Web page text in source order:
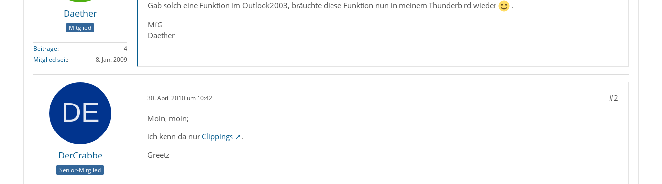
Daether
Mitglied
Beiträge
4
Mitglied seit
8. Jan. 2009
Gab solch eine Funktion im Outlook2003, bräuchte diese Funktion nun in meinem Thunderbird wieder
.
MfG
Daether
DerCrabbe
Senior-Mitglied
30. April 2010 um 10:42 #2
Moin, moin;
ich kenn da nur Clippings
.
Greetz